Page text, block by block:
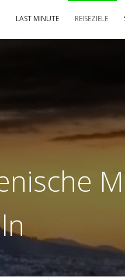
LAST MINUTE REISEZIELE